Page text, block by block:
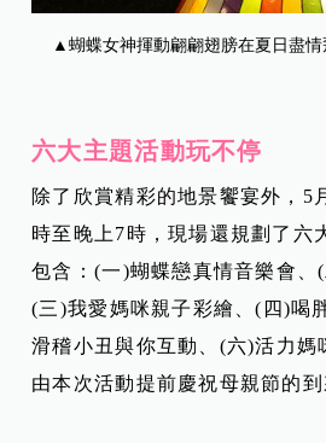
▲ 蝴蝶女神揮動翩翩翅膀在夏日盡情
六大主題活動玩不停
除了欣賞精彩的地景饗宴外，5
時至晚上7時，現場還規劃了六
包含：(一)蝴蝶戀真情音樂會、
(三)我愛媽咪親子彩繪、(四)喝
滑稽小丑與你互動、(六)活力媽
由本次活動提前慶祝母親節的到